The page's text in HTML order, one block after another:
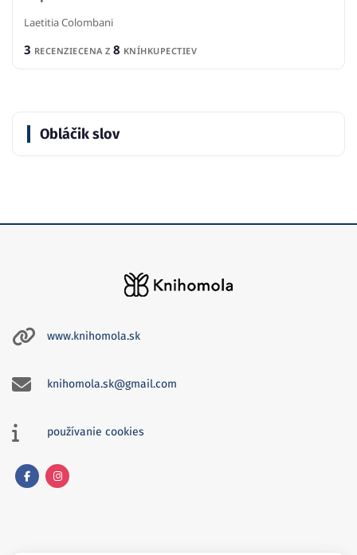
Laetitia Colombani
3 RECENZIECENA Z 8 KNÍHKUPECTIEV
Obláčik slov
www.knihomola.sk
knihomola.sk@gmail.com
používanie cookies